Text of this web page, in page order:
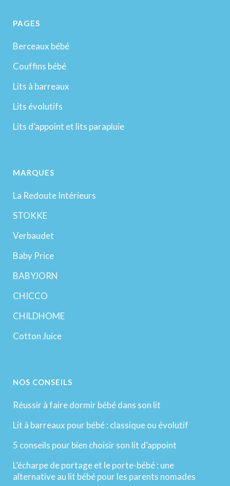
PAGES
Berceaux bébé
Couffins bébé
Lits à barreaux
Lits évolutifs
Lits d’appoint et lits parapluie
MARQUES
La Redoute Intérieurs
STOKKE
Verbaudet
Baby Price
BABYJORN
CHICCO
CHILDHOME
Cotton Juice
NOS CONSEILS
Réussir à faire dormir bébé dans son lit
Lit à barreaux pour bébé : classique ou évolutif
5 conseils pour bien choisir son lit d’appoint
L’écharpe de portage et le porte-bébé : une
alternative au lit bébé pour les parents nomades